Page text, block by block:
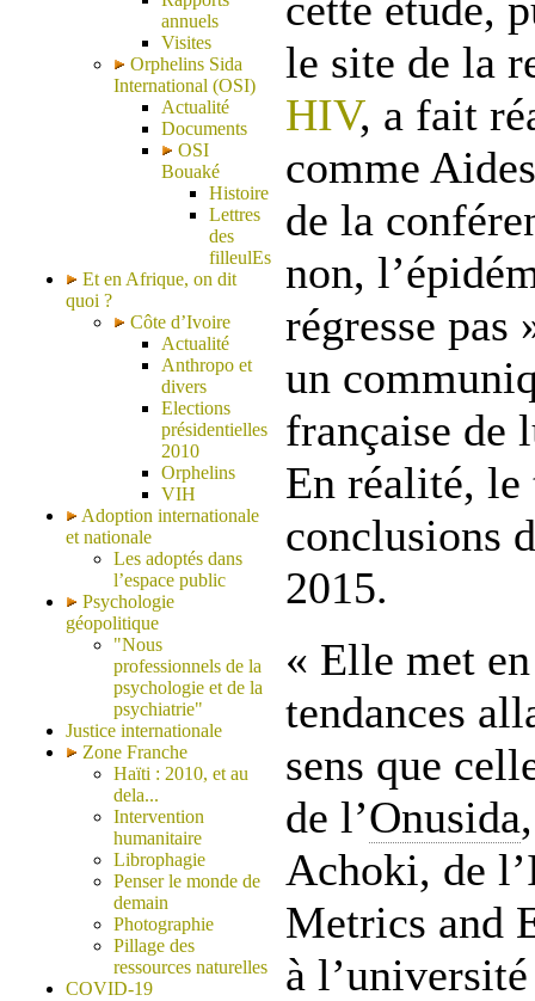
annuels
Visites
Orphelins Sida
International (OSI)
Actualité
Documents
OSI
Bouaké
Histoire
Lettres
des
filleulEs
Et en Afrique, on dit
quoi ?
Côte d’Ivoire
Actualité
Anthropo et
divers
Elections
présidentielles
2010
Orphelins
VIH
Adoption internationale
et nationale
Les adoptés dans
l’espace public
Psychologie
géopolitique
"Nous
professionnels de la
psychologie et de la
psychiatrie"
Justice internationale
Zone Franche
Haïti : 2010, et au
dela...
Intervention
humanitaire
Librophagie
Penser le monde de
demain
Photographie
Pillage des
ressources naturelles
COVID-19
le site de la
HIV, a fait
comme
de la
non,
régresse
un
française de
En réalité, le
conclusions
2015.
« Elle met
tendances
sens que
de l’Onusida
Achoki, de
Metrics and
à